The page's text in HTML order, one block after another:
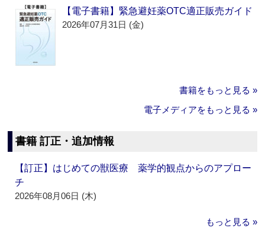
【電子書籍】緊急避妊薬OTC適正販売ガイド
2026年07月31日 (金)
書籍をもっと見る »
電子メディアをもっと見る »
書籍 訂正・追加情報
【訂正】はじめての獣医療 薬学的観点からのアプロー
チ
2026年08月06日 (木)
もっと見る »